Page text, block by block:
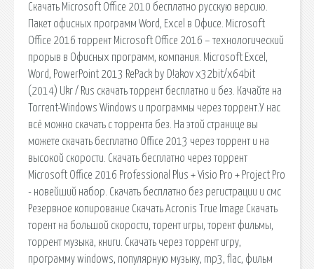
Скачать Microsoft Office 2010 бесплатно русскую версию.
Пакет офисных программ Word, Excel в Офисе. Microsoft
Office 2016 торрент Microsoft Office 2016 – технологический
прорыв в Офисных программ, компания. Microsoft Excel,
Word, PowerPoint 2013 RePack by D!akov x32bit/x64bit
(2014) Ukr / Rus скачать торрент бесплатно и без. Качайте на
Torrent-Windows Windows и программы через торрент.У нас
всё можно скачать с торрента без. На этой странице вы
можете скачать бесплатно Office 2013 через торрент и на
высокой скорости. Скачать бесплатно через торрент
Microsoft Office 2016 Professional Plus + Visio Pro + Project Pro
- новейший набор. Скачать бесплатно без регистрации и смс
Резервное копирование Скачать Acronis True Image Скачать
торент на большой скорости, торент игры, торент фильмы,
торрент музыка, книги. Скачать через торрент игру,
программу windows, популярную музыку, mp3, flac, фильм